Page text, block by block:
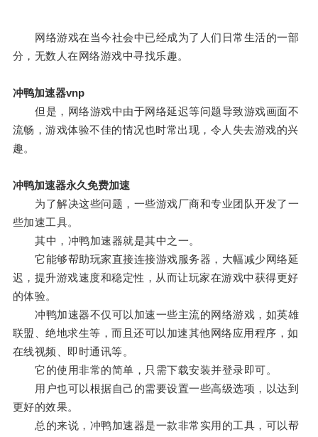
网络游戏在当今社会中已经成为了人们日常生活的一部
分，无数人在网络游戏中寻找乐趣。
冲鸭加速器vnp
但是，网络游戏中由于网络延迟等问题导致游戏画面不
流畅，游戏体验不佳的情况也时常出现，令人失去游戏的兴
趣。
冲鸭加速器永久免费加速
为了解决这些问题，一些游戏厂商和专业团队开发了一
些加速工具。
其中，冲鸭加速器就是其中之一。
它能够帮助玩家直接连接游戏服务器，大幅减少网络延
迟，提升游戏速度和稳定性，从而让玩家在游戏中获得更好
的体验。
冲鸭加速器不仅可以加速一些主流的网络游戏，如英雄
联盟、绝地求生等，而且还可以加速其他网络应用程序，如
在线视频、即时通讯等。
它的使用非常的简单，只需下载安装并登录即可。
用户也可以根据自己的需要设置一些高级选项，以达到
更好的效果。
总的来说，冲鸭加速器是一款非常实用的工具，可以帮